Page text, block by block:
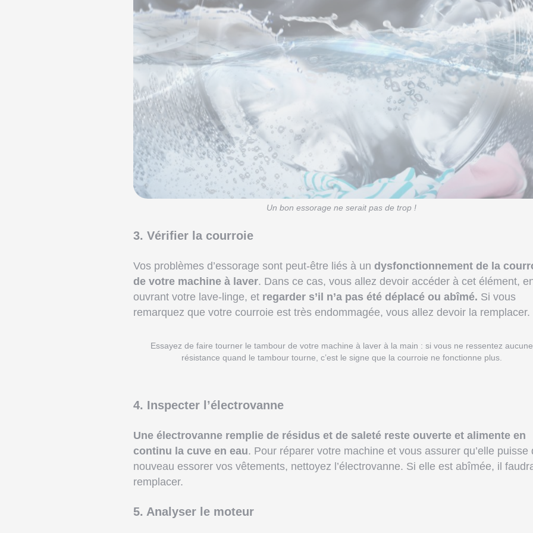
Un bon essorage ne serait pas de trop !
3. Vérifier la courroie
Vos problèmes d’essorage sont peut-être liés à un dysfonctionnement de la
de votre machine à laver. Dans ce cas, vous allez devoir accéder à cet élément,
ouvrant votre lave-linge, et regarder s’il n’a pas été déplacé ou abîmé. Si vous
remarquez que votre courroie est très endommagée, vous allez devoir la remplacer.
Essayez de faire tourner le tambour de votre machine à laver à la main : si vous ne ressentez aucune
résistance quand le tambour tourne, c’est le signe que la courroie ne fonctionne plus.
4. Inspecter l’électrovanne
Une électrovanne remplie de résidus et de saleté reste ouverte et alimente en
continu la cuve en eau. Pour réparer votre machine et vous assurer qu’elle puisse
nouveau essorer vos vêtements, nettoyez l’électrovanne. Si elle est abîmée, il
remplacer.
5. Analyser le moteur